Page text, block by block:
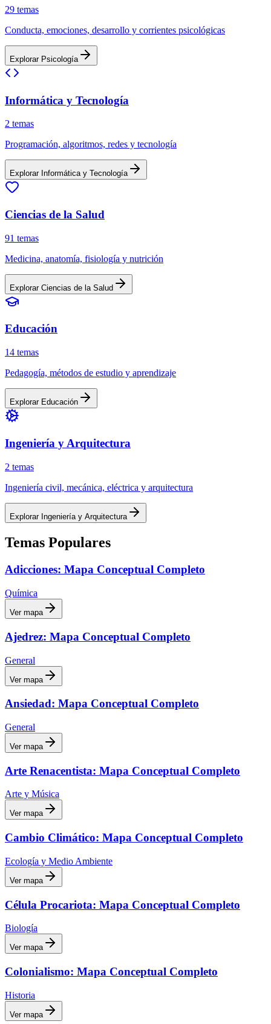
29 temas
Conducta, emociones, desarrollo y corrientes psicológicas
Explorar Psicología
Informática y Tecnología
2 temas
Programación, algoritmos, redes y tecnología
Explorar Informática y Tecnología
Ciencias de la Salud
91 temas
Medicina, anatomía, fisiología y nutrición
Explorar Ciencias de la Salud
Educación
14 temas
Pedagogía, métodos de estudio y aprendizaje
Explorar Educación
Ingeniería y Arquitectura
2 temas
Ingeniería civil, mecánica, eléctrica y arquitectura
Explorar Ingeniería y Arquitectura
Temas Populares
Adicciones: Mapa Conceptual Completo
Química
Ver mapa
Ajedrez: Mapa Conceptual Completo
General
Ver mapa
Ansiedad: Mapa Conceptual Completo
General
Ver mapa
Arte Renacentista: Mapa Conceptual Completo
Arte y Música
Ver mapa
Cambio Climático: Mapa Conceptual Completo
Ecología y Medio Ambiente
Ver mapa
Célula Procariota: Mapa Conceptual Completo
Biología
Ver mapa
Colonialismo: Mapa Conceptual Completo
Historia
Ver mapa